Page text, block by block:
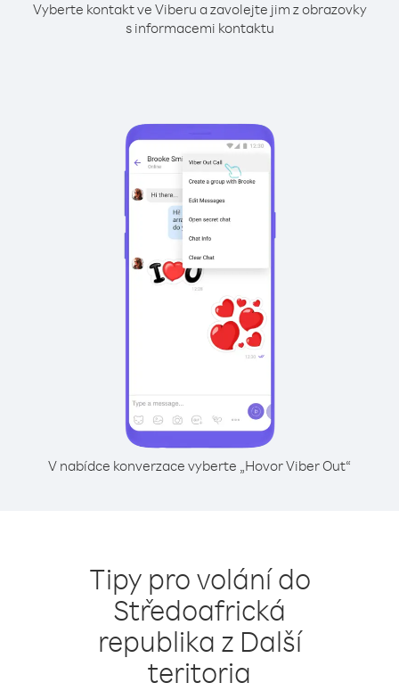
Vyberte kontakt ve Viberu a zavolejte jim z obrazovky
s informacemi kontaktu
V nabídce konverzace vyberte „Hovor Viber Out“
Tipy pro volání do
Středoafrická
republika z Další
teritoria